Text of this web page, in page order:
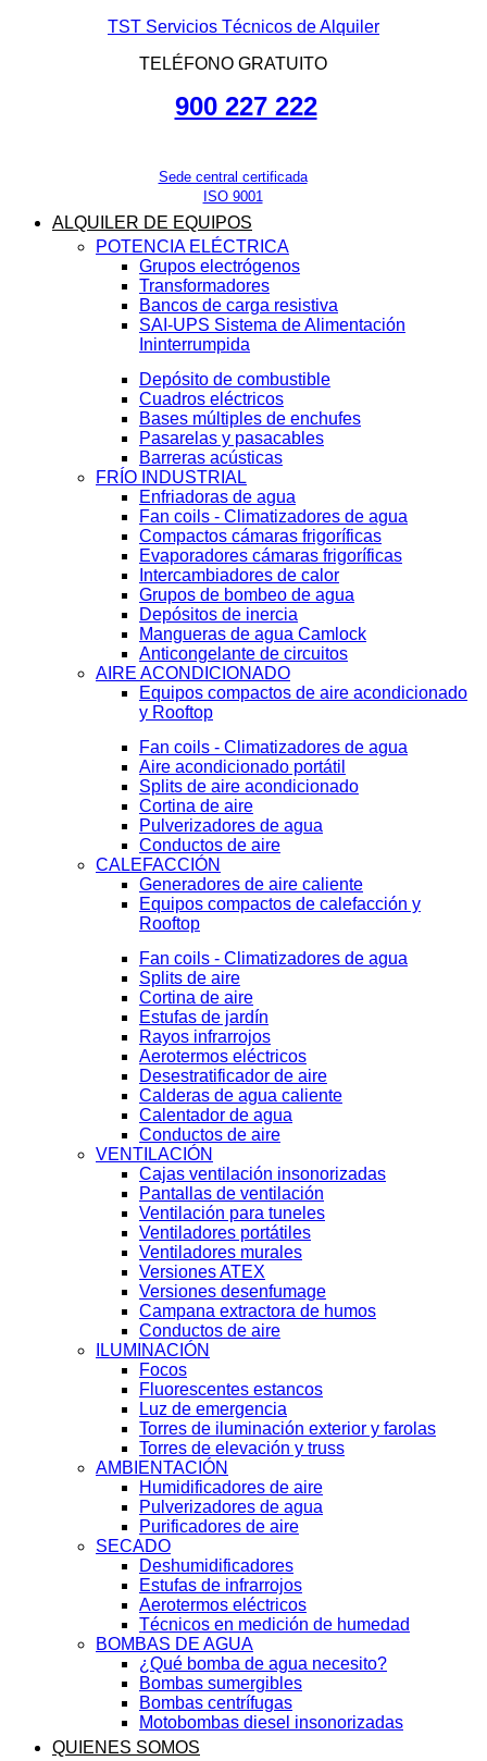
TST Servicios Técnicos de Alquiler
TELÉFONO GRATUITO
900 227 222
Sede central certificada
ISO 9001
ALQUILER DE EQUIPOS
POTENCIA ELÉCTRICA
Grupos electrógenos
Transformadores
Bancos de carga resistiva
SAI-UPS Sistema de Alimentación
Ininterrumpida
Depósito de combustible
Cuadros eléctricos
Bases múltiples de enchufes
Pasarelas y pasacables
Barreras acústicas
FRÍO INDUSTRIAL
Enfriadoras de agua
Fan coils - Climatizadores de agua
Compactos cámaras frigoríficas
Evaporadores cámaras frigoríficas
Intercambiadores de calor
Grupos de bombeo de agua
Depósitos de inercia
Mangueras de agua Camlock
Anticongelante de circuitos
AIRE ACONDICIONADO
Equipos compactos de aire acondicionado
y Rooftop
Fan coils - Climatizadores de agua
Aire acondicionado portátil
Splits de aire acondicionado
Cortina de aire
Pulverizadores de agua
Conductos de aire
CALEFACCIÓN
Generadores de aire caliente
Equipos compactos de calefacción y
Rooftop
Fan coils - Climatizadores de agua
Splits de aire
Cortina de aire
Estufas de jardín
Rayos infrarrojos
Aerotermos eléctricos
Desestratificador de aire
Calderas de agua caliente
Calentador de agua
Conductos de aire
VENTILACIÓN
Cajas ventilación insonorizadas
Pantallas de ventilación
Ventilación para tuneles
Ventiladores portátiles
Ventiladores murales
Versiones ATEX
Versiones desenfumage
Campana extractora de humos
Conductos de aire
ILUMINACIÓN
Focos
Fluorescentes estancos
Luz de emergencia
Torres de iluminación exterior y farolas
Torres de elevación y truss
AMBIENTACIÓN
Humidificadores de aire
Pulverizadores de agua
Purificadores de aire
SECADO
Deshumidificadores
Estufas de infrarrojos
Aerotermos eléctricos
Técnicos en medición de humedad
BOMBAS DE AGUA
¿Qué bomba de agua necesito?
Bombas sumergibles
Bombas centrífugas
Motobombas diesel insonorizadas
QUIENES SOMOS